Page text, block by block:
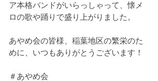
ア本格バンドがいらっしゃって、懐メ
ロの歌や踊りで盛り上がりました。
あやめ会の皆様、稲葉地区の繁栄のた
めに、いつもありがとうございます！
＃あやめ会